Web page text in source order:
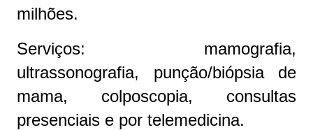
milhões.
Serviços: mamografia,
ultrassonografia, punção/biópsia de
mama, colposcopia, consultas
presenciais e por telemedicina.